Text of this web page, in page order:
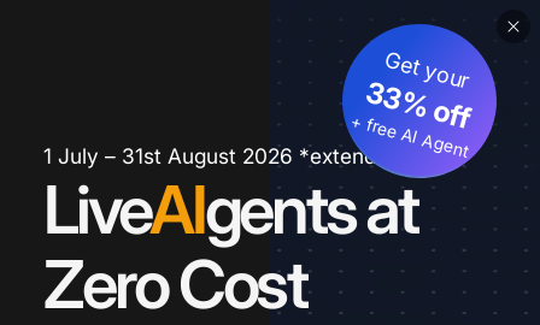
1 July – 31st August 2026 *extended
LiveAIgents at
Zero Cost
Get your
33% off
+ free AI Agent